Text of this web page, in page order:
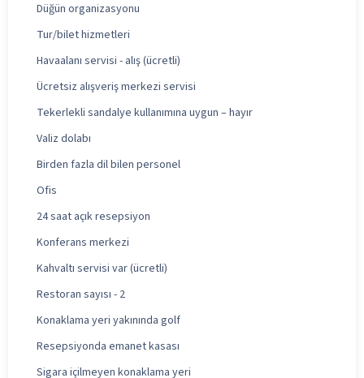
Düğün organizasyonu
Tur/bilet hizmetleri
Havaalanı servisi - alış (ücretli)
Ücretsiz alışveriş merkezi servisi
Tekerlekli sandalye kullanımına uygun – hayır
Valiz dolabı
Birden fazla dil bilen personel
Ofis
24 saat açık resepsiyon
Konferans merkezi
Kahvaltı servisi var (ücretli)
Restoran sayısı - 2
Konaklama yeri yakınında golf
Resepsiyonda emanet kasası
Sigara içilmeyen konaklama yeri